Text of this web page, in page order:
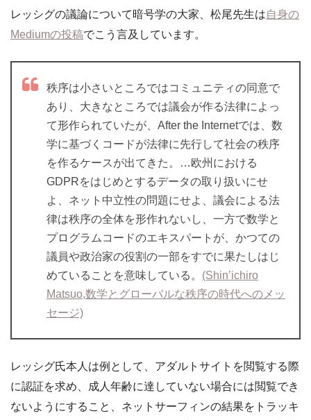
レッシグの議論について暗号学の大家、松尾先生は自身の
Mediumの投稿でこう言及しています。
秩序は小さいところではコミュニティの同意で
あり、大きなところでは議会が作る法律によっ
て形作られていたが、After the Internetでは、数
学に基づくコードが法律に先行して社会の秩序
を作るケースが出てきた。…欧州における
GDPRをはじめとするデータの取り扱いにせ
よ、ネット中立性の問題にせよ、議会による法
律は秩序の全体を形作れないし、一方で数学と
プログラムコードのエキスパートが、かつての
議員や政治家の役割の一部をすでに果たしはじ
めていることを意味している。 (Shin’ichiro
Matsuo,数学とグローバルな秩序の時代へのメッ
セージ)
レッシグ氏本人は例として、アダルトサイトを閲覧する際
に認証を求め、成人年齢に達していない場合には閲覧でき
ないようにすること、ネットサーフィンの結果をトラッキ